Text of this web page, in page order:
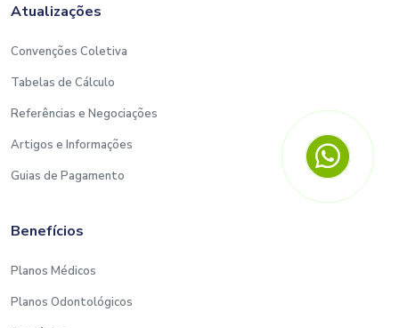
Atualizações
Convenções Coletiva
Tabelas de Cálculo
Referências e Negociações
Artigos e Informações
Guias de Pagamento
Benefícios
Planos Médicos
Planos Odontológicos